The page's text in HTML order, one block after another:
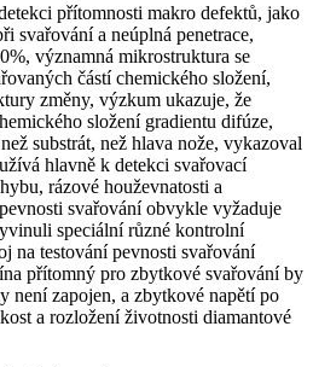
přítomnosti makro defektů, jako
svařování a neúplná penetrace,
významná mikrostruktura se
částí chemického složení,
změny, výzkum ukazuje, že
složení gradientu difúze,
substrát, než hlava nože, vykazoval
hlavně k detekci svařovací
rázové houževnatosti a
svařování obvykle vyžaduje
speciální různé kontrolní
na testování pevnosti svařování
přítomný pro zbytkové svařování by
není zapojen, a zbytkové napětí po
a rozložení životnosti diamantové